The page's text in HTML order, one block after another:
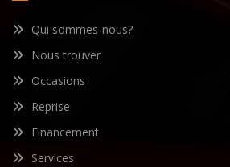
Qui sommes-nous?
Nous trouver
Occasions
Reprise
Financement
Services